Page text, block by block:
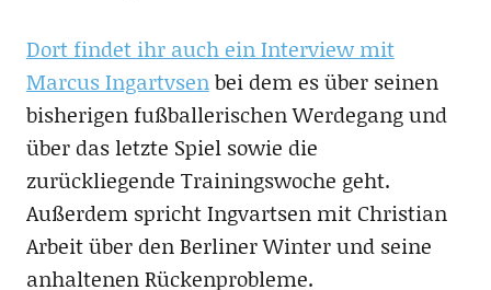
Dort findet ihr auch ein Interview mit
Marcus Ingartvsenbei dem es über seinen
bisherigen fußballerischen Werdegang und
über das letzte Spiel sowie die
zurückliegende Trainingswoche geht.
Außerdem spricht Ingvartsen mit Christian
Arbeit über den Berliner Winter und seine
anhaltenen Rückenprobleme.